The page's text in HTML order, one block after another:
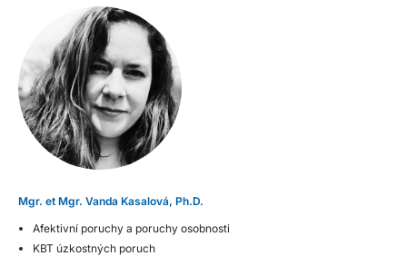
Mgr. et Mgr. Vanda Kasalová, Ph.D.
Afektivní poruchy a poruchy osobnosti
KBT úzkostných poruch